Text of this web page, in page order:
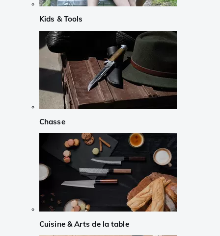
Kids & Tools
Chasse
Cuisine & Arts de la table